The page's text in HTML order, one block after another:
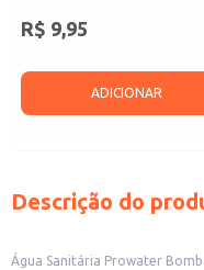
R$ 9,95
ADICIONAR
Descrição do
Água Sanitária Prowater